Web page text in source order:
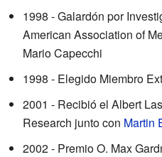
1998 - Galardón por
American Association of
Mario Capecchi
1998 - Elegido Miembro
2001 - Recibió el Albert
Research junto con Martin
2002 - Premio O. Max